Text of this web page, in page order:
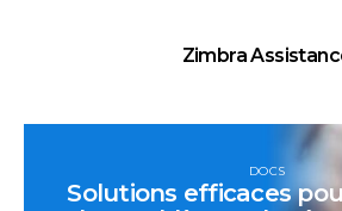
Zimbra
DOCS
Solutions efficaces